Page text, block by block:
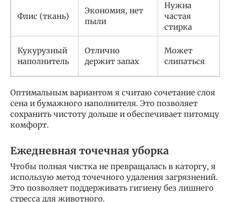
Флис (ткань)
Экономия, нет
пыли
Нужна
частая
стирка
Кукурузный
наполнитель
Отлично
держит запах
Может
слипаться
Оптимальным вариантом я считаю сочетание слоя
сена и бумажного наполнителя. Это позволяет
сохранить чистоту дольше и обеспечивает питомцу
комфорт.
Ежедневная точечная уборка
Чтобы полная чистка не превращалась в каторгу, я
использую метод точечного удаления загрязнений.
Это позволяет поддерживать гигиену без лишнего
стресса для животного.